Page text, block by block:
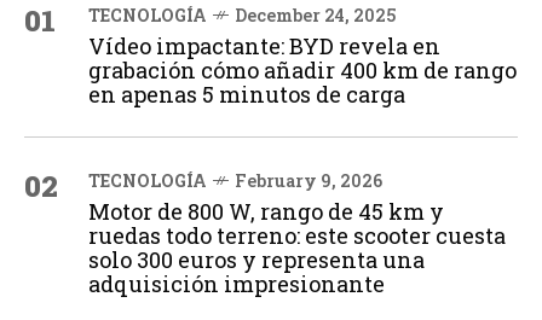
01 TECNOLOGÍA December 24, 2025
Vídeo impactante: BYD revela en
grabación cómo añadir 400 km de rango
en apenas 5 minutos de carga
02 TECNOLOGÍA February 9, 2026
Motor de 800 W, rango de 45 km y
ruedas todo terreno: este scooter cuesta
solo 300 euros y representa una
adquisición impresionante